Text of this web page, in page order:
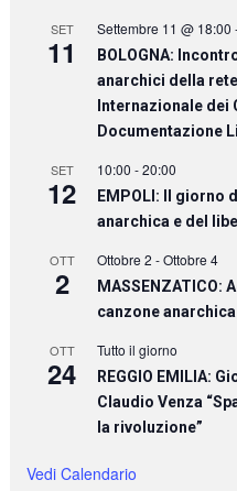
SET
11
Settembre 11 @ 18:00
BOLOGNA:
anarchici della
Internazionale dei
Documentazione
SET
12
10:00 -20:00
EMPOLI: Il giorno
anarchica e del
OTT
2
Ottobre 2 -Ottobre 4
canzone anarchica
OTT
24
Tutto il giorno
REGGIO EMILIA:
Claudio Venza
la rivoluzione”
Vedi Calendario